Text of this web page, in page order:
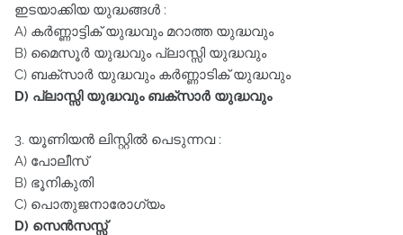
ഇടയാക്കിയ യുദ്ധങ്ങൾ :
A) കർണ്ണാട്ടിക്‌ യുദ്ധവും മറാത്ത യുദ്ധവും
B) മൈസൂർ യുദ്ധവും പ്ലാസ്സി യുദ്ധവും
C) ബക്‌സാർ യുദ്ധവും കർണ്ണാടിക്‌ യുദ്ധവും
D) പ്ലാസ്സി യുദ്ധവും ബക്‌സാർ യുദ്ധവും
3. യൂണിയൻ ലിസ്റ്റിൽ പെടുന്നവ :
A) പോലീസ്‌
B) ഭൂനികുതി
C) പൊതുജനാരോഗ്യം
D) സെൻസസ്സ്‌